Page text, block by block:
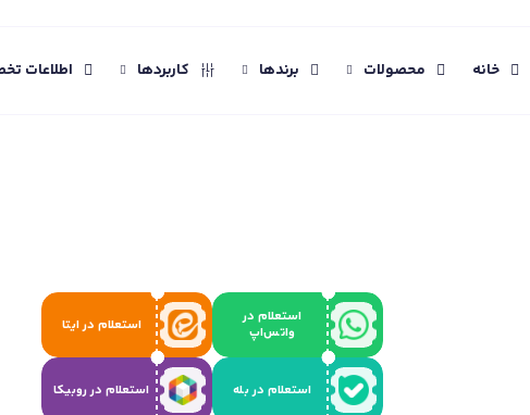
خانه محصولات برندها کاربردها اطلاعات
استعلام در
واتس‌اپ
استعلام در ایتا
استعلام در بله استعلام در روبیکا